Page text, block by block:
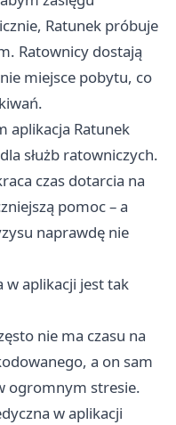
Ratunek próbuje
Ratownicy dostają
miejsce pobytu, co
aplikacja Ratunek
służb ratowniczych.
czas dotarcia na
pomoc – a
naprawdę nie
w aplikacji jest tak
nie ma czasu na
a on sam
ogromnym stresie.
w aplikacji